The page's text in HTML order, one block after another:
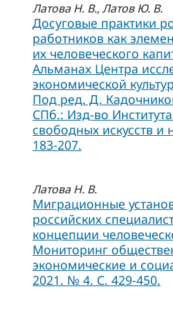
Латова Н. В., Латов Ю. В.
Досуговые практики
работников как
их человеческого
Альманах Центра
экономической
Под ред. Д.
СПб.: Изд-во
свободных искусств и
183-207.
Латова Н. В.
Миграционные
российских
концепции
Мониторинг
эконо­мические и
2021. № 4. С. 429-450.